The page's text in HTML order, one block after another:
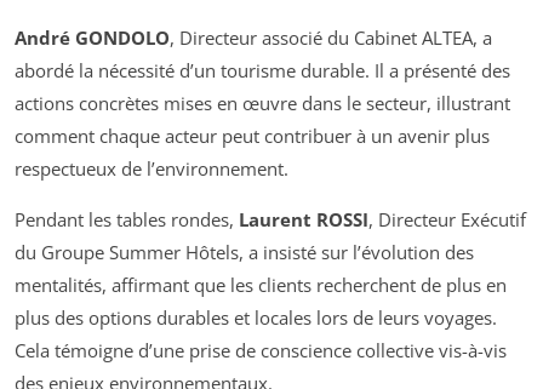
André GONDOLO, Directeur associé du Cabinet ALTEA, a
abordé la nécessité d’un tourisme durable. Il a présenté des
actions concrètes mises en œuvre dans le secteur, illustrant
comment chaque acteur peut contribuer à un avenir plus
respectueux de l’environnement.
Pendant les tables rondes, Laurent ROSSI, Directeur Exécutif
du Groupe Summer Hôtels, a insisté sur l’évolution des
mentalités, affirmant que les clients recherchent de plus en
plus des options durables et locales lors de leurs voyages.
Cela témoigne d’une prise de conscience collective vis-à-vis
des enjeux environnementaux.